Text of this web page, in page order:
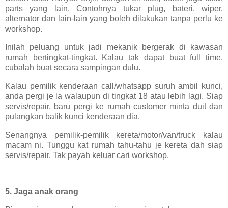
parts yang lain. Contohnya tukar plug, bateri, wiper,
alternator dan lain-lain yang boleh dilakukan tanpa perlu ke
workshop.
Inilah peluang untuk jadi mekanik bergerak di kawasan
rumah bertingkat-tingkat. Kalau tak dapat buat full time,
cubalah buat secara sampingan dulu.
Kalau pemilik kenderaan call/whatsapp suruh ambil kunci,
anda pergi je la walaupun di tingkat 18 atau lebih lagi. Siap
servis/repair, baru pergi ke rumah customer minta duit dan
pulangkan balik kunci kenderaan dia.
Senangnya pemilik-pemilik kereta/motor/van/truck kalau
macam ni. Tunggu kat rumah tahu-tahu je kereta dah siap
servis/repair. Tak payah keluar cari workshop.
5. Jaga anak orang